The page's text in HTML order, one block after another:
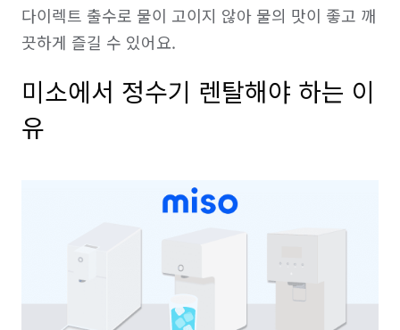
다이렉트 출수로 물이 고이지 않아 물의 맛이 좋고 깨
미소에서 정수기 렌탈해야 하는 이
유